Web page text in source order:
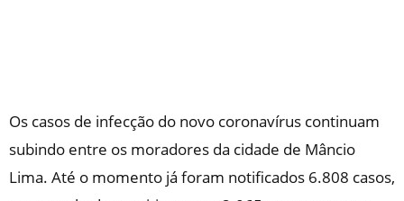
Os casos de infecção do novo coronavírus continuam
subindo entre os moradores da cidade de Mâncio
Lima. Até o momento já foram notificados 6.808 casos,